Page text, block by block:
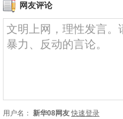
网友评论
用户名： 新华08网友 快速登录